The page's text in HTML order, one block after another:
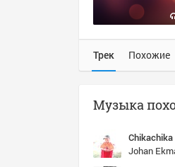
Трек Похожие
Музыка
Johan